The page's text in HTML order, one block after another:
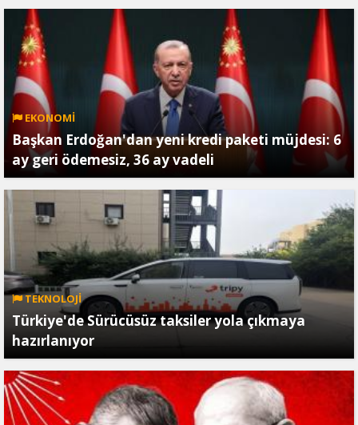
EKONOMİ
Başkan Erdoğan'dan yeni kredi paketi müjdesi: 6
ay geri ödemesiz, 36 ay vadeli
TEKNOLOJİ
Türkiye'de Sürücüsüz taksiler yola çıkmaya
hazırlanıyor